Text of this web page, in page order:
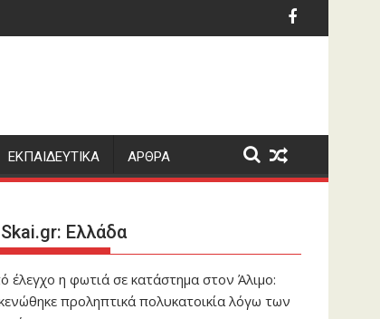
στον τελικό του μήκους
Ανακοίνωση για δημοσιεύματα σχετικά με τις
Η Νιούκαστλ
ΕΚΠΑΙΔΕΥΤΙΚΑ ΑΡΘΡΑ
Skai.gr: Ελλάδα
έλεγχο η φωτιά σε κατάστημα στον Άλιμο:
προληπτικά πολυκατοικία λόγω των